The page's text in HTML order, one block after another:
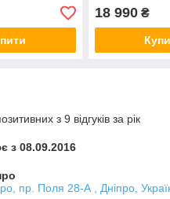
18 990₴
з 9 відгуків за рік
з 08.09.2016
пр. Поля 28-А , Дніпро,